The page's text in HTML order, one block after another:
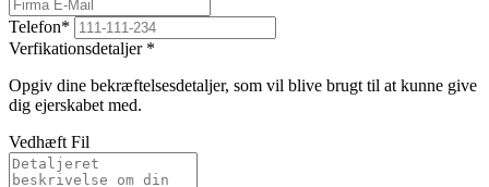
Telefon*
Verfikationsdetaljer *
Opgiv dine bekræftelsesdetaljer, som vil blive brugt til at kunne give
dig ejerskabet med.
Vedhæft Fil